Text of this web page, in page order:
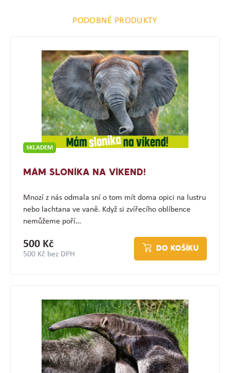
PODOBNÉ PRODUKTY
SKLADEM
MÁM SLONÍKA NA VÍKEND!
Mnozí z nás odmala sní o tom mít doma opici na lustru
nebo lachtana ve vaně. Když si zvířecího oblíbence
nemůžeme poří…
500 Kč
500 Kč bez DPH
DO KOŠÍKU